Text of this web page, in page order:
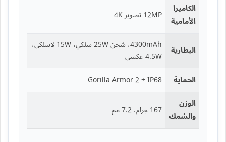
الكاميرا
الأمامية
12MP تصوير 4K
البطارية
4300mAh، شحن 25W سلكي، 15W لاسلكي،
4.5W عكسي
الحماية Gorilla Armor 2 + IP68
الوزن
والسُمك 167 جرام، 7.2 مم